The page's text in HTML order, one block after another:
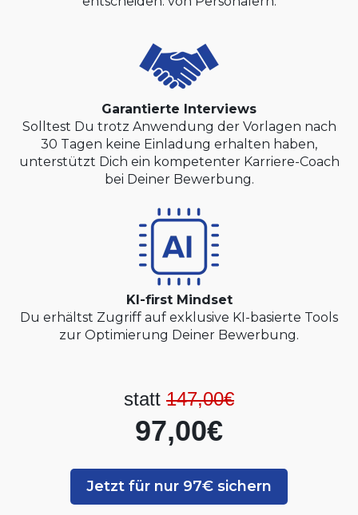
Garantierte Interviews
Solltest Du trotz Anwendung der Vorlagen nach
30 Tagen keine Einladung erhalten haben,
unterstützt Dich ein kompetenter Karriere-Coach
bei Deiner Bewerbung.
KI-first Mindset
Du erhältst Zugriff auf exklusive KI-basierte Tools
zur Optimierung Deiner Bewerbung.
statt 147,00€
97,00€
Jetzt für nur 97€ sichern